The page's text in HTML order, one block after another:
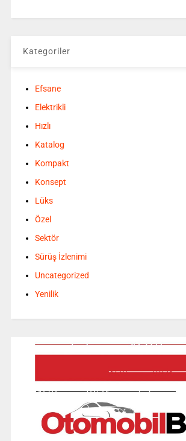
Kategoriler
Efsane
Elektrikli
Hızlı
Katalog
Kompakt
Konsept
Lüks
Özel
Sektör
Sürüş İzlenimi
Uncategorized
Yenilik